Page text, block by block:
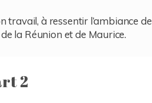
à ressentir l’ambiance
la Réunion et de Maurice.
2